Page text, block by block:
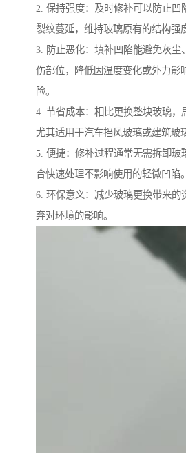
2. 保持强度：及时修补可以防止凹
裂纹蔓延，维持玻璃原有的结构强
3. 防止恶化：填补凹陷能避免灰尘
伤部位，降低因温度变化或外力影
险。
4. 节省成本：相比更换整块玻璃，
尤其适用于汽车挡风玻璃或建筑玻
5. 便捷：修补过程通常无需拆卸玻
合快速处理不影响使用的轻微凹陷。
6. 环保意义：减少玻璃更换带来的
弃对环境的影响。